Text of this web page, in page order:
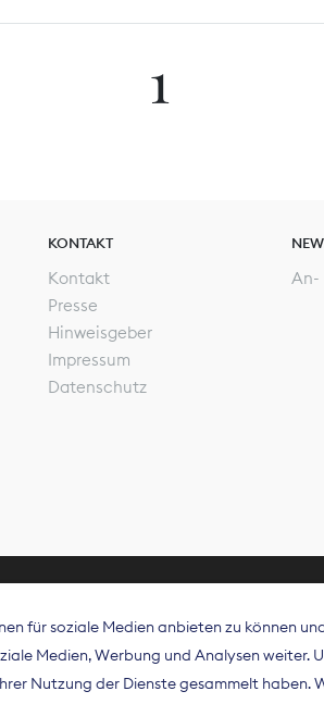
1
KONTAKT
Kontakt
Presse
Hinweisgeber
Impressum
Datenschutz
An-
und Zeitungsverleger
Interessen der Zeitungsverlage
Ebene.
für soziale Medien anbieten zu können
Medien, Werbung und Analysen
Nutzung der Dienste gesammelt haben.